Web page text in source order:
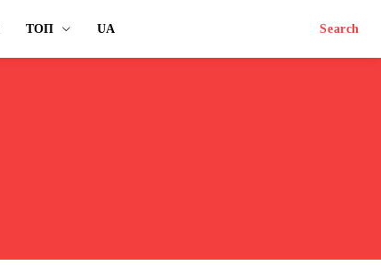
ТОП UA Search